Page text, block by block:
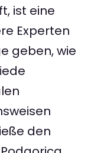
ist eine
Experten
geben, wie
den